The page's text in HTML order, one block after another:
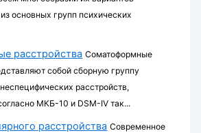
основных групп психических
расстройства Соматоформные
со­бой сборную группу
расстройств,
МКБ-10 и DSM-IV так...
расстройства Сов­ременное